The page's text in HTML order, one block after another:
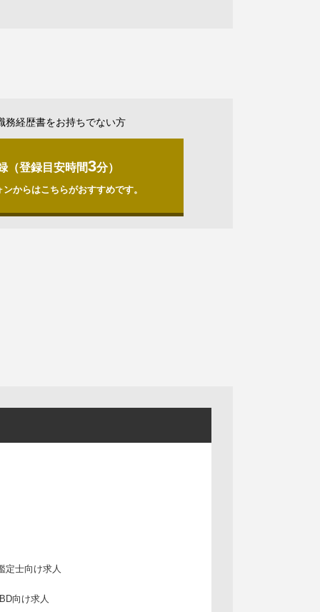
務経歴書をお持ちでない方
（登録目安時間3分）
からはこちらがおすすめです。
定士向け求人
向け求人